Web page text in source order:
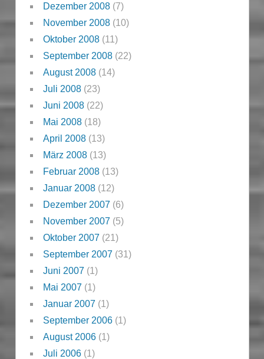
Dezember 2008(7)
November 2008(10)
Oktober 2008(11)
September 2008(22)
August 2008(14)
Juli 2008(23)
Juni 2008(22)
Mai 2008(18)
April 2008(13)
März 2008(13)
Februar 2008(13)
Januar 2008(12)
Dezember 2007 (6)
November 2007 (5)
Oktober 2007 (21)
September 2007 (31)
Juni 2007 (1)
Mai 2007 (1)
Januar 2007 (1)
September 2006(1)
August 2006(1)
Juli 2006(1)